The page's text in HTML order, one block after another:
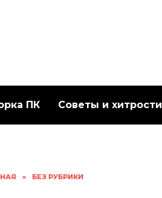
ПК Советы и хитрости
» БЕЗ РУБРИКИ